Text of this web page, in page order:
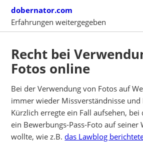
content
dobernator.com
Erfahrungen weitergegeben
CONTENT
Recht bei
Fotos online
Bei der Verwendung von Fotos auf
immer wieder Missverständnisse und
Kürzlich erregte ein Fall aufsehen, bei
ein Bewerbungs-Pass-Foto auf seiner
wollte, wie z.B.das Lawblog